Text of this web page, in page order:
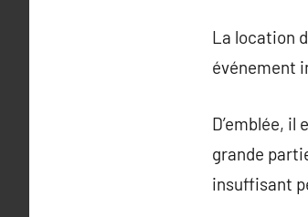
La location
événement
D’emblée,
grande
insuffisant